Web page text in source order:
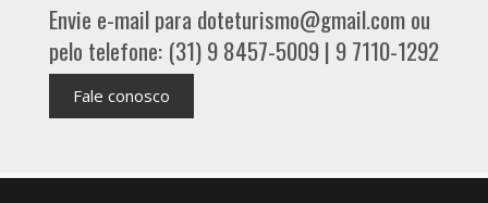
Envie e-mail para doteturismo@gmail.com ou
pelo telefone: (31) 9 8457-5009 | 9 7110-1292
Fale conosco